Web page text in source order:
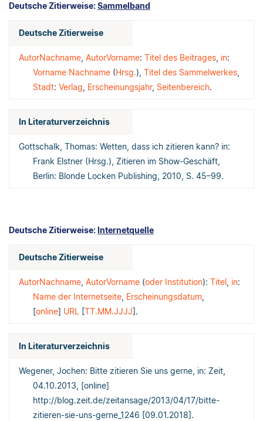
Deutsche Zitierweise:Sammelband
Deutsche Zitierweise
AutorNachname, AutorVorname: Titel des Beitrages, in:
Vorname Nachname (Hrsg.), Titel des Sammelwerkes,
Stadt: Verlag, Erscheinungsjahr, Seitenbereich.
In Literaturverzeichnis
Gottschalk, Thomas: Wetten, dass ich zitieren kann? in:
Frank Elstner (Hrsg.), Zitieren im Show-Geschäft,
Berlin: Blonde Locken Publishing, 2010, S. 45–99.
Deutsche Zitierweise: Internetquelle
Deutsche Zitierweise
AutorNachname, AutorVorname (oder Institution): Titel , in:
Name der Internetseite, Erscheinungsdatum,
[online] URL [TT.MM.JJJJ].
In Literaturverzeichnis
Wegener, Jochen: Bitte zitieren Sie uns gerne, in: Zeit,
04.10.2013, [online]
http://blog.zeit.de/zeitansage/2013/04/17/bitte-
zitieren-sie-uns-gerne_1246 [09.01.2018].